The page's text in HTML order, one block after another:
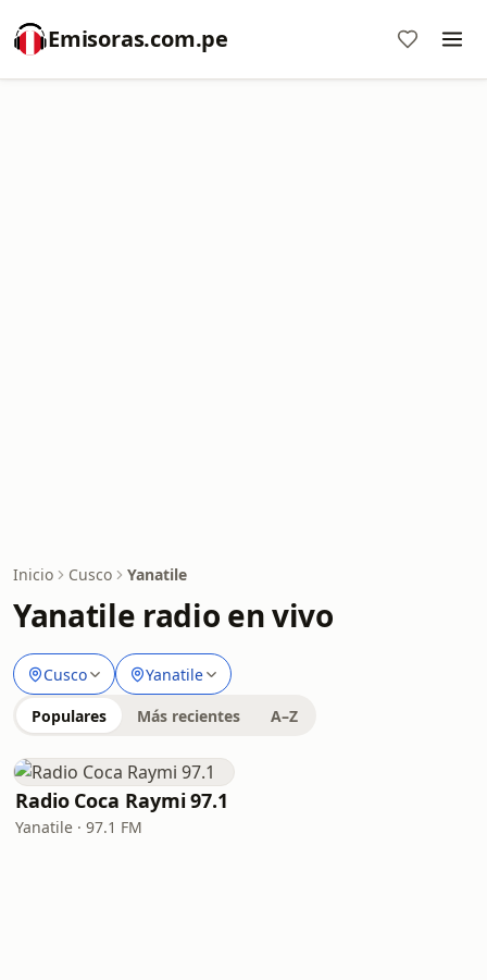
Emisoras.com.pe
Inicio Cusco Yanatile
Yanatile radio en vivo
Cusco Yanatile
Populares Más recientes A–Z
Radio Coca Raymi 97.1
Yanatile · 97.1 FM